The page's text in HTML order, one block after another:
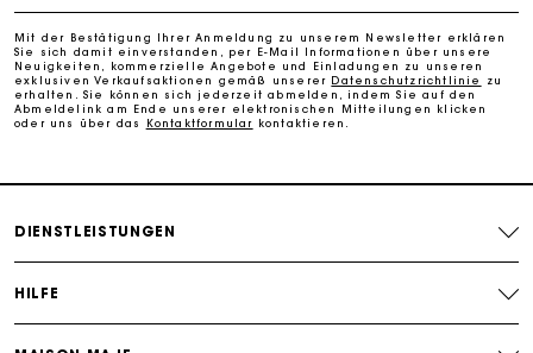
perfekte Geschenk zu machen
Kostenlose Lieferung innerhalb von 2-3 Tagen
PayPal - Bezahlung nach 30 Tagen
Mit der Bestätigung Ihrer Anmeldung zu unserem Newsletter erklären
Sie sich damit einverstanden, per E-Mail Informationen über unsere
Neuigkeiten, kommerzielle Angebote und Einladungen zu unseren
exklusiven Verkaufsaktionen gemäß unserer Datenschutzrichtlinie
zu
erhalten. Sie können sich jederzeit abmelden, indem Sie auf den
Abmeldelink am Ende unserer elektronischen Mitteilungen klicken
oder uns über das
Kontaktformular kontaktieren.
DIENSTLEISTUNGEN
HILFE